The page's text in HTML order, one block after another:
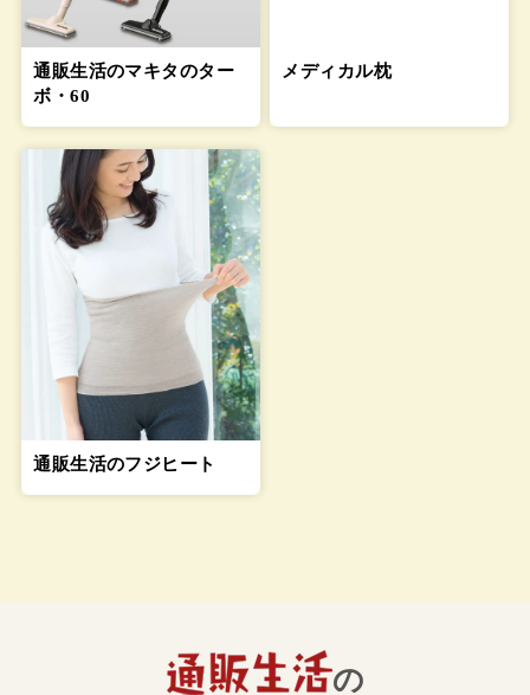
通販生活のマキタのター
ボ・60
メディカル枕
通販生活のフジヒート
の